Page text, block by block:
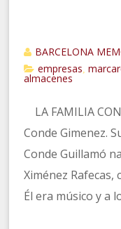
BARCELONA
empresas
,
almacenes
LA FAMILIA
Conde Gimenez.
Conde Guillamó
Ximénez Rafecas,
Él era músico y a